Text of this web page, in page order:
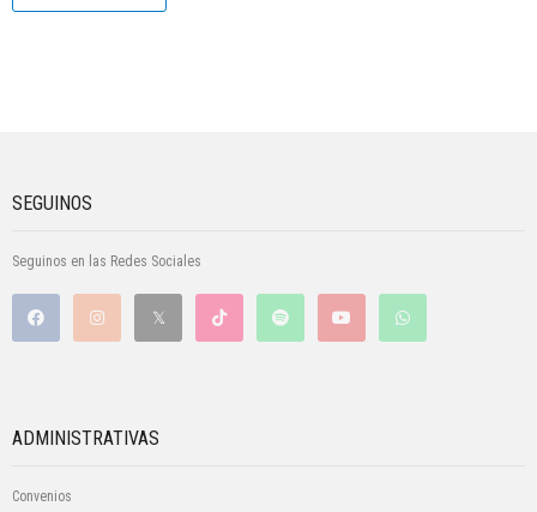
SEGUINOS
Seguinos en las Redes Sociales
ADMINISTRATIVAS
Convenios